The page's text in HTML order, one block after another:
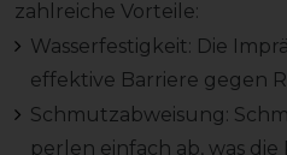
zahlreiche Vorteile:
Wasserfestigkeit: Die
effektive Barriere gegen
Schmutzabweisung:
perlen einfach ab, was